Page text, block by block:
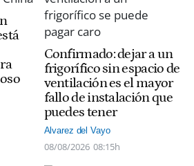
Confirmado: dejar a un
frigorífico sin espacio de
ventilación es el mayor
fallo de instalación que
puedes tener
Alvarez del Vayo
08/08/2026 08:15h